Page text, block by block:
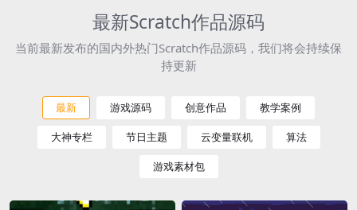
最新Scratch作品源码
当前最新发布的国内外热门Scratch作品源码，我们将会持续保
持更新
最新 游戏源码 创意作品 教学案例
大神专栏 节日主题 云变量联机 算法
游戏素材包